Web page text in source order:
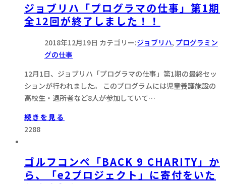
ジョブリハ「プログラマの仕事」第1期
全12回が終了しました！！
2018年12月19日 カテゴリー:ジョブリハ, プログラミン
グの仕事
12月1日、ジョブリハ「プログラマの仕事」第1期の最終セッ
ションが行われました。 このプログラムには児童養護施設の
高校生・退所者など8人が参加していて…
続きを見る
2288
ゴルフコンペ「BACK 9 CHARITY」か
ら、「e2プロジェクト」に寄付をいた